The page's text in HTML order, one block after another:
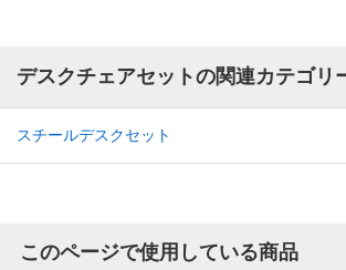
デスクチェアセットの関連カテゴリ
スチールデスクセット
このページで使用している商品